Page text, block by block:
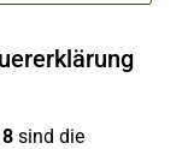
sind die